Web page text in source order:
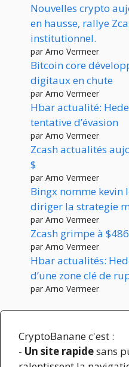
Nouvelles crypto
en hausse, rallye
institutionnel.
par Arno Vermeer
Bitcoin core
digitaux en chute
par Arno Vermeer
Hbar actualité:
tentative d’évasion
par Arno Vermeer
Zcash actualités
$
par Arno Vermeer
Bingx nomme kevin
diriger la strategie
par Arno Vermeer
Zcash grimpe à
par Arno Vermeer
Hbar actualités:
d’une zone clé de
par Arno Vermeer
CryptoBanane c'est :
- Un site rapidesans